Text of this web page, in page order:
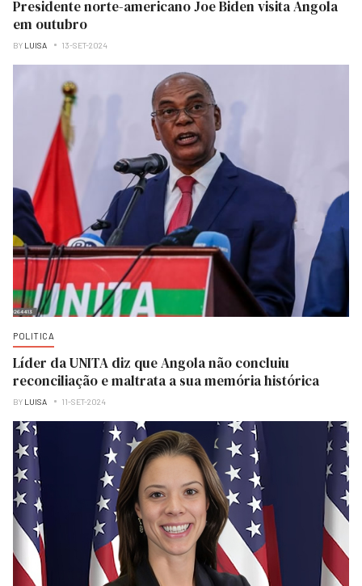
Presidente norte-americano Joe Biden visita Angola
em outubro
BY LUISA 13-SET-2024
POLITICA
Líder da UNITA diz que Angola não concluiu
reconciliação e maltrata a sua memória histórica
BY LUISA 11-SET-2024